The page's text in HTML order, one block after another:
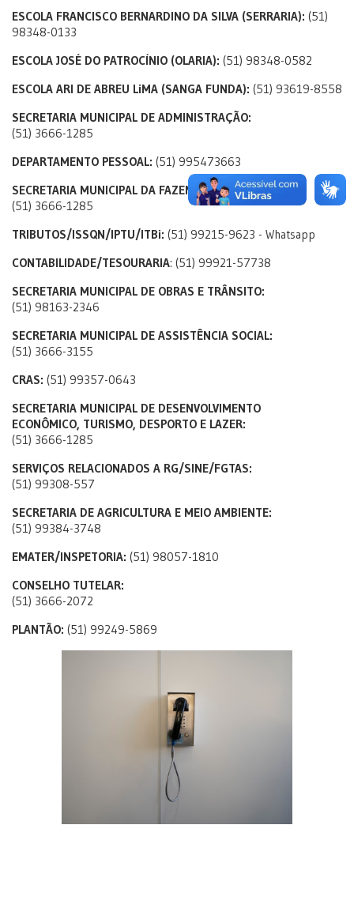
ESCOLA FRANCISCO BERNARDINO DA SILVA (SERRARIA): (51)
98348-0133
ESCOLA JOSÉ DO PATROCÍNIO (OLARIA): (51) 98348-0582
ESCOLA ARI DE ABREU LiMA (SANGA FUNDA): (51) 93619-8558
SECRETARIA MUNICIPAL DE ADMINISTRAÇÃO:
(51) 3666-1285
DEPARTAMENTO PESSOAL: (51) 995473663
SECRETARIA MUNICIPAL DA FAZENDA:
(51) 3666-1285
TRIBUTOS/ISSQN/IPTU/ITBi: (51) 99215-9623 - Whatsapp
CONTABILIDADE/TESOURARIA: (51) 99921-57738
SECRETARIA MUNICIPAL DE OBRAS E TRÂNSITO:
(51) 98163-2346
SECRETARIA MUNICIPAL DE ASSISTÊNCIA SOCIAL:
(51) 3666-3155
CRAS: (51) 99357-0643
SECRETARIA MUNICIPAL DE DESENVOLVIMENTO
ECONÔMICO, TURISMO, DESPORTO E LAZER:
(51) 3666-1285
SERVIÇOS RELACIONADOS A RG/SINE/FGTAS:
(51) 99308-557
SECRETARIA DE AGRICULTURA E MEIO AMBIENTE:
(51) 99384-3748
EMATER/INSPETORIA: (51) 98057-1810
CONSELHO TUTELAR:
(51) 3666-2072
PLANTÃO: (51) 99249-5869